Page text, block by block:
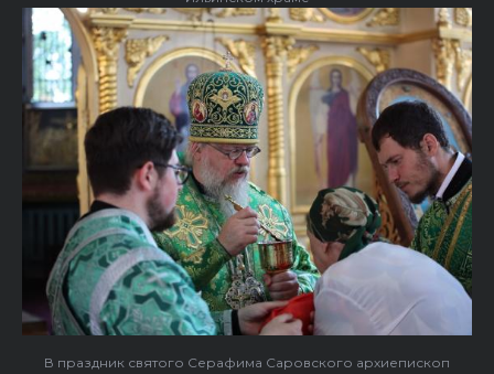
В праздник святого Серафима Саровского архиепископ